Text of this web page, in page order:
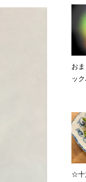
お
ッ
☆十